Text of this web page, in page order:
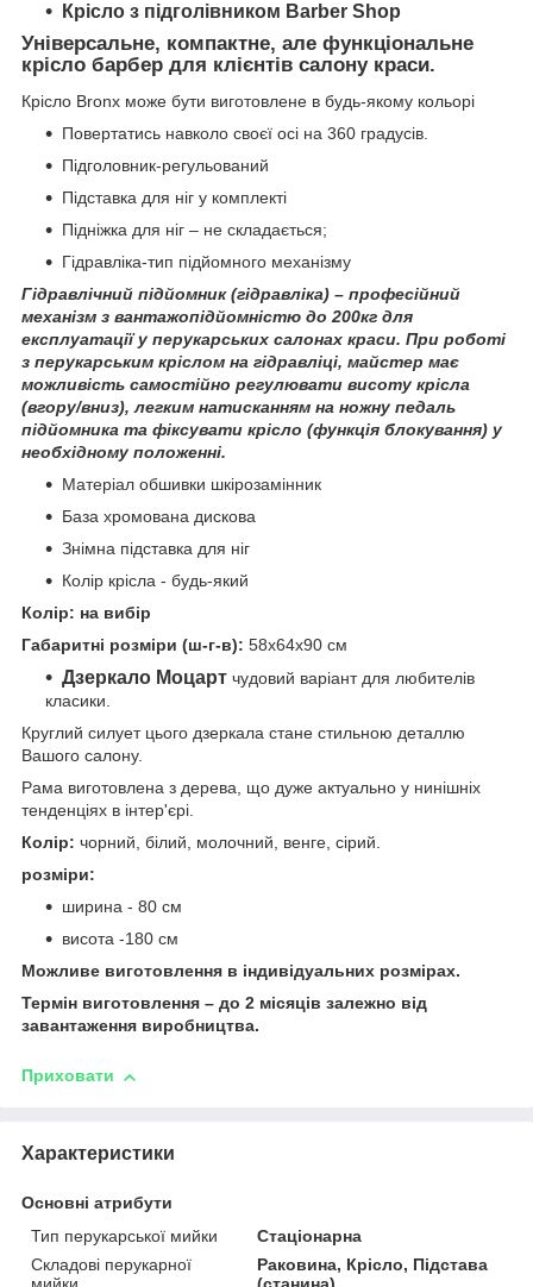
Крісло з підголівником Barber Shop
Універсальне, компактне, але функціональне
крісло барбер для клієнтів салону краси.
Крісло Bronx може бути виготовлене в будь-якому кольорі
Повертатись навколо своєї осі на 360 градусів.
Підголовник-регульований
Підставка для ніг у комплекті
Підніжка для ніг – не складається;
Гідравліка-тип підйомного механізму
Гідравлічний підйомник (гідравліка) – професійний
механізм з вантажопідйомністю до 200кг для
експлуатації у перукарських салонах краси. При роботі
з перукарським кріслом на гідравліці, майстер має
можливість самостійно регулювати висоту крісла
(вгору/вниз), легким натисканням на ножну педаль
підйомника та фіксувати крісло (функція блокування) у
необхідному положенні.
Матеріал обшивки шкірозамінник
База хромована дискова
Знімна підставка для ніг
Колір крісла - будь-який
Колір: на вибір
Габаритні розміри (ш-г-в): 58x64x90 см
Дзеркало Моцарт чудовий варіант для любителів
класики.
Круглий силует цього дзеркала стане стильною деталлю
Вашого салону.
Рама виготовлена з дерева, що дуже актуально у нинішніх
тенденціях в інтер'єрі.
Колір: чорний, білий, молочний, венге, сірий.
розміри:
ширина - 80 см
висота -180 см
Можливе виготовлення в індивідуальних розмірах.
Термін виготовлення – до 2 місяців залежно від
завантаження виробництва.
Приховати
Характеристики
Основні атрибути
Тип перукарської мийки
Стаціонарна
Складові перукарної
мийки
Раковина, Крісло, Підстава
(станина)